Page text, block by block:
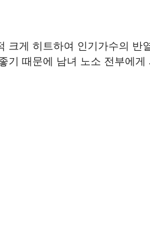
크게 히트하여 인기가수의 반
기 때문에 남녀 노소 전부에게